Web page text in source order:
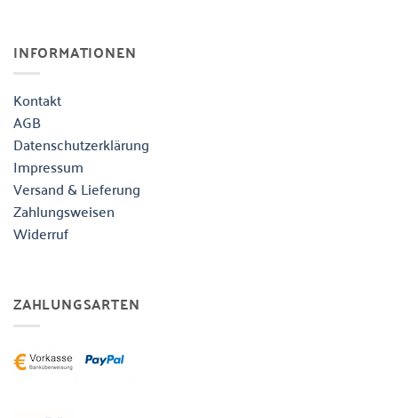
INFORMATIONEN
Kontakt
AGB
Datenschutzerklärung
Impressum
Versand & Lieferung
Zahlungsweisen
Widerruf
ZAHLUNGSARTEN